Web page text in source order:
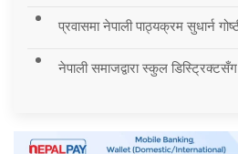
प्रवासमा नेपाली पाठ्यक्रम सुधार्न
नेपाली समाजद्वारा स्कुल